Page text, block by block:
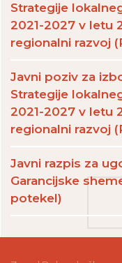
Strategije
2021-2027 v letu
regionalni razvoj
Javni poziv za
Strategije
2021-2027 v letu
regionalni razvoj
Javni razpis za
Garancijske
potekel)